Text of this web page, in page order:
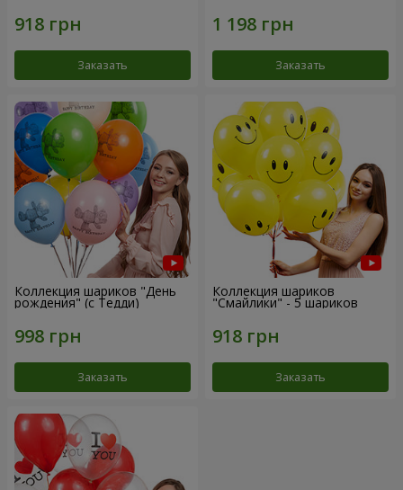
Заказать Заказать
Коллекция шариков "День
рождения" (с Тедди)
Заказать
Коллекция шариков
"Смайлики" - 5 шариков
Заказать